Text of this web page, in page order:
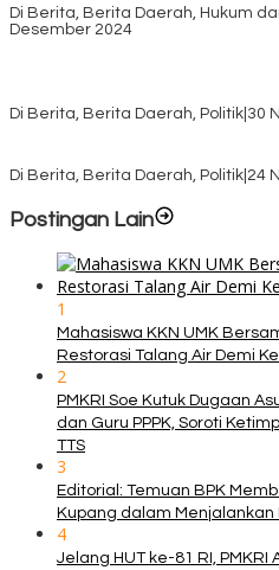
Di Berita, Berita Daerah, Hukum
Desember 2024
Di Berita, Berita Daerah, Politik 30
Di Berita, Berita Daerah, Politik 24
Postingan Lain
1
Mahasiswa KKN UMK
Restorasi Talang Air Demi
2
PMKRI Soe Kutuk Dugaan
dan Guru PPPK, Soroti
TTS
3
Editorial: Temuan BPK
Kupang dalam Menjalankan
4
Jelang HUT ke-81 RI,